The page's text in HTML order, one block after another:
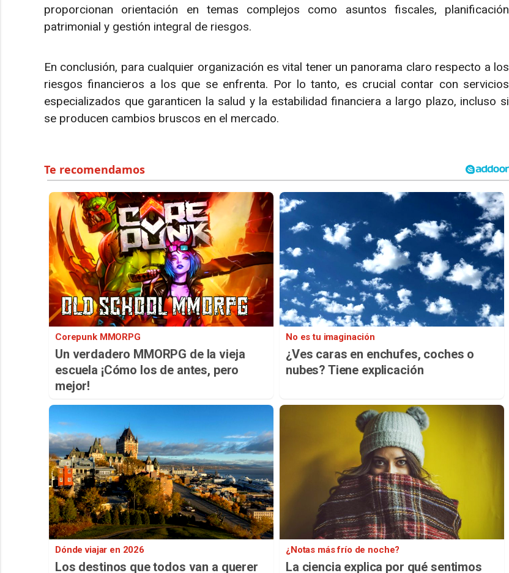
proporcionan orientación en temas complejos como asuntos fiscales, planificación
patrimonial y gestión integral de riesgos.
En conclusión, para cualquier organización es vital tener un panorama claro respecto a los
riesgos financieros a los que se enfrenta. Por lo tanto, es crucial contar con servicios
especializados que garanticen la salud y la estabilidad financiera a largo plazo, incluso si
se producen cambios bruscos en el mercado.
Corepunk MMORPG
Un verdadero MMORPG de la vieja
escuela ¡Cómo los de antes, pero
mejor!
No es tu imaginación
¿Ves caras en enchufes, coches o
nubes? Tiene explicación
Dónde viajar en 2026
Los destinos que todos van a querer
¿Notas más frío de noche?
La ciencia explica por qué sentimos